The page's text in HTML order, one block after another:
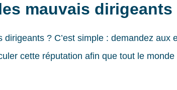
mauvais dirigeants
? C’est simple : demandez aux
cette réputation afin que tout le